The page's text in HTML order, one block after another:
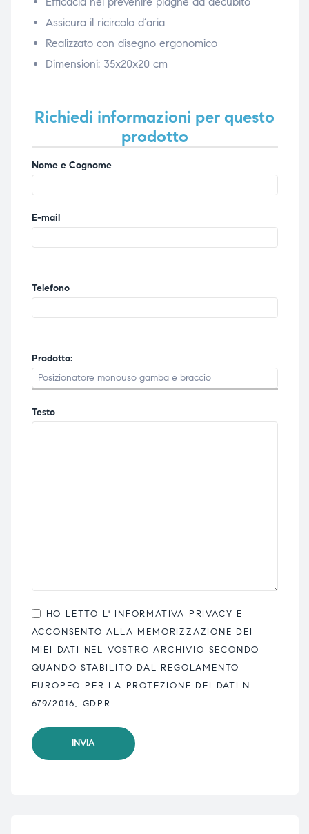
Assicura il ricircolo d’aria
Realizzato con disegno ergonomico
Dimensioni: 35x20x20 cm
Richiedi informazioni per questo
prodotto
Nome e Cognome
E-mail
Telefono
Prodotto:
Testo
HO LETTO L' INFORMATIVA PRIVACY E
ACCONSENTO ALLA MEMORIZZAZIONE DEI
MIEI DATI NEL VOSTRO ARCHIVIO SECONDO
QUANDO STABILITO DAL REGOLAMENTO
EUROPEO PER LA PROTEZIONE DEI DATI N.
679/2016, GDPR.